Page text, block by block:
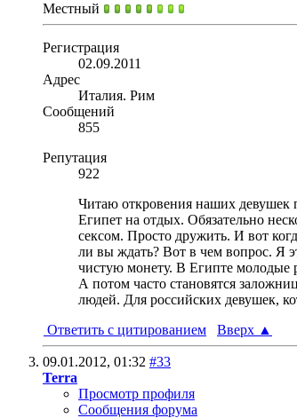
Местный
Регистрация
02.09.2011
Адрес
Италия. Рим
Сообщений
855
Репутация
922
Читаю откровения наших девушек
Египет на отдых. Обязательно
сексом. Просто дружить. И вот
ли вы ждать? Вот в чем вопрос. Я
чистую монету. В Египте молодые
А потом часто становятся
людей. Для российских девушек,
Ответить с цитированием
Вверх ▲
09.01.2012, 01:32 #33
Terra
Просмотр профиля
Сообщения форума